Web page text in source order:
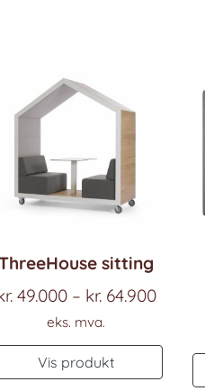
sitting
49.000 – kr.64.900
kr.
til
eks. mva.
Vis produkt